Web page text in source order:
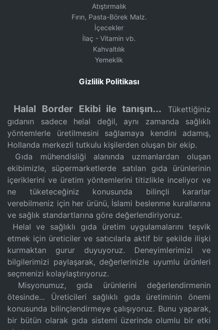
Atıştırmalık
Fırın, Pasta-Börek Malz.
İçecekler
İlaç - Vitamin vb.
Kahvaltılık
Yemeklik
Gizlilik Politikası
Halal Border Ekibi ile tanışın... Tükettiğiniz
gıdanın sadece helal değil, aynı zamanda sağlıklı
yöntemlerle üretilmesini sağlamaya kendini adamış,
Hollanda merkezli tutkulu kişilerden oluşan bir ekip.
Gıda mühendisliği alanında uzmanlardan oluşan
ekibimizle, süpermarketlerde satılan gıda ürünlerinin
içeriklerini ve üretim yöntemlerini titizlikle inceliyor ve
ne tüketeceğiniz konusunda bilinçli kararlar
verebilmeniz için her ürünü, İslami beslenme kurallarına
ve sağlık standartlarına göre değerlendiriyoruz.
Helal ve sağlıklı gıda üretim uygulamalarını teşvik
etmek için üreticiler ve satıcılarla aktif bir şekilde ilişki
kurmaktan gurur duyuyoruz. Deneyimlerimizi ve
bilgilerimizi paylaşarak, değerlerinizle uyumlu ürünleri
seçmenizi kolaylaştırıyoruz.
Misyonumuz, gıda ürünlerini değerlendirmenin
ötesinde... Üreticileri sağlıklı gıda üretiminin önemi
konusunda bilinçlendirmeye çalışıyoruz. Bunu yaparak,
bir bütün olarak gıda sistemi üzerinde olumlu bir etki